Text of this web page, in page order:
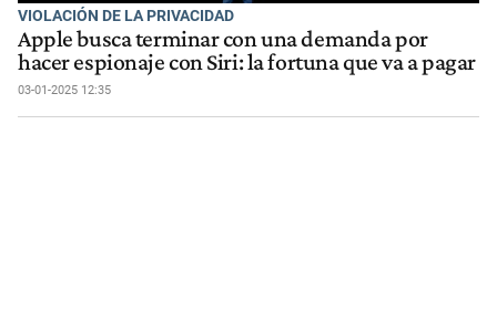
VIOLACIÓN DE LA PRIVACIDAD
Apple busca terminar con una demanda por
hacer espionaje con Siri: la fortuna que va a pagar
03-01-2025 12:35